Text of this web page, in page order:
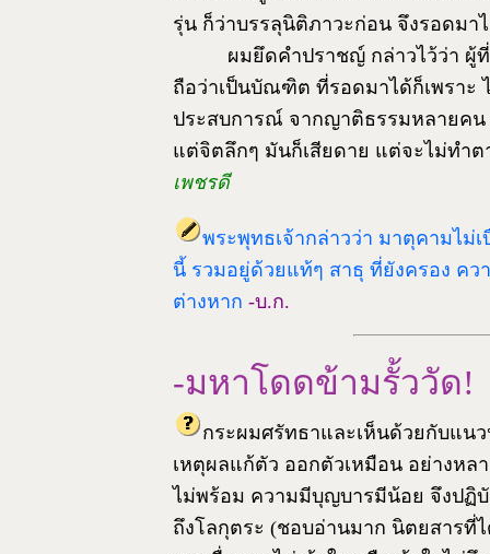
รุ่น ก็ว่าบรรลุนิติภาวะก่อน จึงรอดมา
ผมยึดคำปราชญ์ กล่าวไว้ว่า ผู้
ถือว่าเป็นบัณฑิต ที่รอดมาได้ก็เพราะ
ประสบการณ์ จากญาติธรรมหลายคน
แต่จิตลึกๆ มันก็เสียดาย แต่จะไม่ท
เพชรดี
พระพุทธเจ้ากล่าวว่า มาตุคามไม่
นี้ รวมอยู่ด้วยแท้ๆ สาธุ ที่ยังครอง คว
ต่างหาก -บ.ก.
-มหาโดดข้ามรั้ววัด!
กระผมศรัทธาและเห็นด้วยกับแน
เหตุผลแก้ตัว ออกตัวเหมือน อย่างห
ไม่พร้อม ความมีบุญบารมีน้อย จึงปฏิ
ถึงโลกุตระ (ชอบอ่านมาก นิตยสารที่